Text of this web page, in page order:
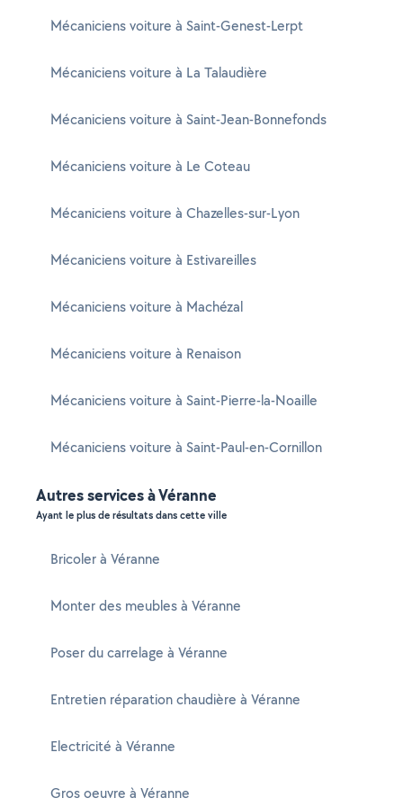
Mécaniciens voiture à Saint-Genest-Lerpt
Mécaniciens voiture à La Talaudière
Mécaniciens voiture à Saint-Jean-Bonnefonds
Mécaniciens voiture à Le Coteau
Mécaniciens voiture à Chazelles-sur-Lyon
Mécaniciens voiture à Estivareilles
Mécaniciens voiture à Machézal
Mécaniciens voiture à Renaison
Mécaniciens voiture à Saint-Pierre-la-Noaille
Mécaniciens voiture à Saint-Paul-en-Cornillon
Autres services à Véranne
Ayant le plus de résultats dans cette ville
Bricoler à Véranne
Monter des meubles à Véranne
Poser du carrelage à Véranne
Entretien réparation chaudière à Véranne
Electricité à Véranne
Gros oeuvre à Véranne